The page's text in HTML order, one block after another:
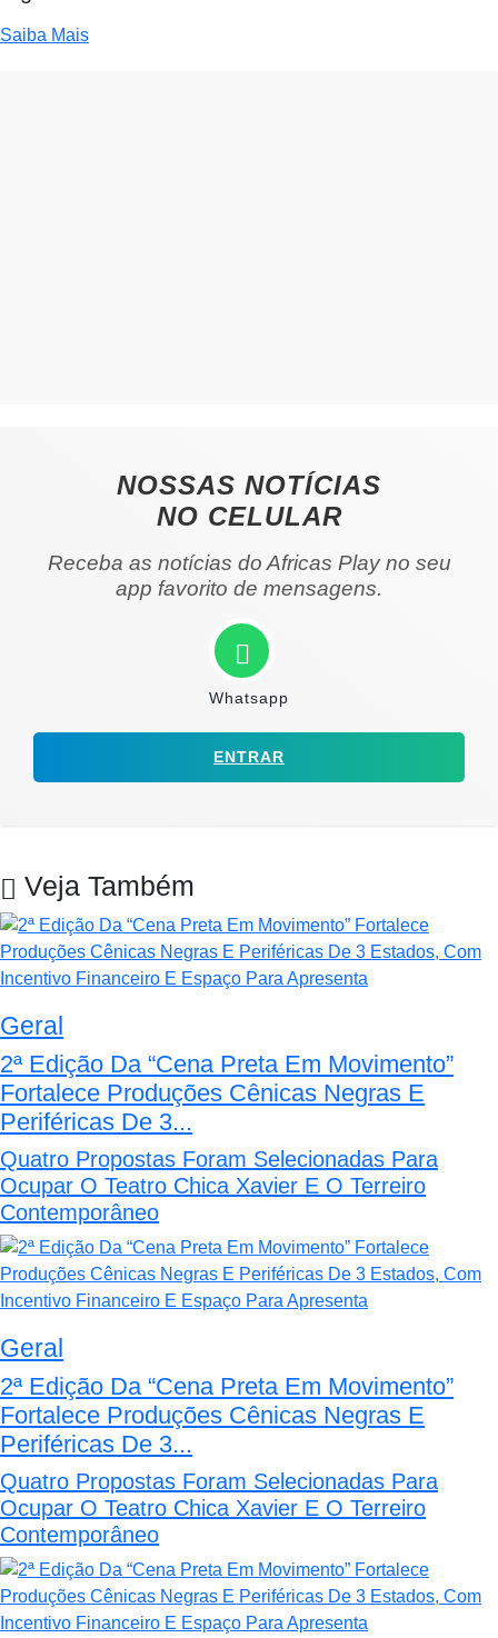
Saiba Mais
NOSSAS NOTÍCIAS
NO CELULAR
Receba as notícias do Africas Play no seu
app favorito de mensagens.
Whatsapp
ENTRAR
Veja Também
Geral
2ª Edição Da “Cena Preta Em Movimento”
Fortalece Produções Cênicas Negras E
Periféricas De 3...
Quatro Propostas Foram Selecionadas Para
Ocupar O Teatro Chica Xavier E O Terreiro
Contemporâneo
Geral
2ª Edição Da “Cena Preta Em Movimento”
Fortalece Produções Cênicas Negras E
Periféricas De 3...
Quatro Propostas Foram Selecionadas Para
Ocupar O Teatro Chica Xavier E O Terreiro
Contemporâneo